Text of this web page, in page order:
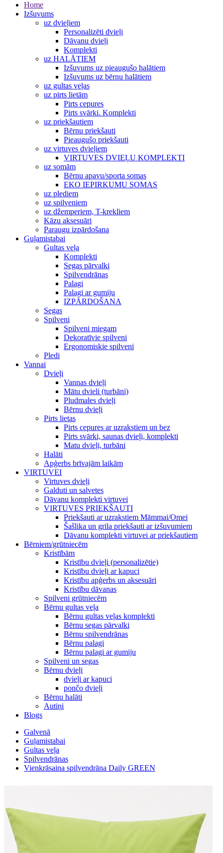
Home
Izšuvums
uz dvieļiem
Personalizēti dvieļi
Dāvanu dvieļi
Komplekti
uz HALĀTIEM
Izšuvums uz pieaugušo halātiem
Izšuvums uz bērnu halātiem
uz gultas veļas
uz pirts lietām
Pirts cepures
Pirts svārki. Komplekti
uz priekšautiem
Bērnu priekšauti
Pieaugušo priekšauti
uz virtuves dvieļiem
VIRTUVES DVIEĻU KOMPLEKTI
uz somām
Bērnu apavu/sporta somas
EKO IEPIRKUMU SOMAS
uz plediem
uz spilveniem
uz džemperiem, T-krekliem
Kāzu aksesuāri
Paraugu izpārdošana
Guļamistabai
Gultas veļa
Komplekti
Segas pārvalki
Spilvendrānas
Palagi
Palagi ar gumiju
IZPĀRDOŠANA
Segas
Spilveni
Spilveni miegam
Dekoratīvie spilveni
Ergonomiskie spilveni
Pledi
Vannai
Dvieļi
Vannas dvieļi
Mātu dvieli (turbāni)
Pludmales dvieļi
Bērnu dvieļi
Pirts lietas
Pirts cepures ar uzrakstiem un bez
Pirts svārki, saunas dvieļi, komplekti
Matu dvieļi, turbāni
Halāti
Apģerbs brīvajām laikām
VIRTUVEI
Virtuves dvieļi
Galduti un salvetes
Dāvanu komplekti virtuvei
VIRTUVES PRIEKŠAUTI
Priekšauti ar uzrakstiem Māmmai/Omei
Šašlika un grila priekšauti ar izšuvumiem
Dāvanu komplekti virtuvei ar priekšautiem
Bērniem/grūtniecēm
Kristībām
Kristību dvieļi (personalizētie)
Kristību dvieļi ar kapuci
Kristību apģerbs un aksesuāri
Kristību dāvanas
Spilveni grūtniecēm
Bērnu gultas veļa
Bērnu gultas veļas komplekti
Bērnu segas pārvalki
Bērnu spilvendrānas
Bērnu palagi
Bērnu palagi ar gumiju
Spilveni un segas
Bērnu dvieļi
dvieļi ar kapuci
pončo dvieļi
Bērnu halāti
Autiņi
Blogs
Galvenā
Guļamistabai
Gultas veļa
Spilvendrānas
Vienkrāsaina spilvendrāna Daily GREEN